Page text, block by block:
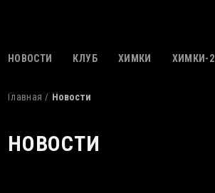
НОВОСТИ КЛУБ ХИМКИ ХИМКИ-2
Главная Новости
НОВОСТИ